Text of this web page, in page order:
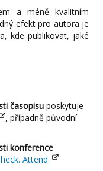
a méně kvalitním
efekt pro autora je
kde publikovat, jaké
časopisu poskytuje
, případně původní
konference
Attend.